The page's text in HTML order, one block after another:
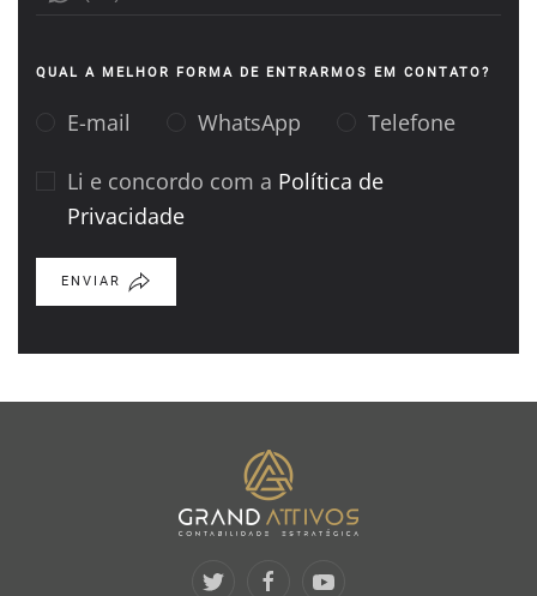
QUAL A MELHOR FORMA DE ENTRARMOS EM CONTATO?
E-mail WhatsApp Telefone
Li e concordo com a Política de
Privacidade
ENVIAR